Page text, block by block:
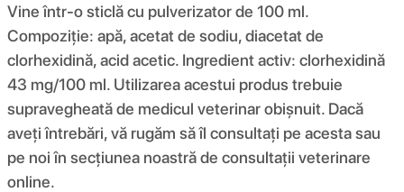
Vine într-o sticlă cu pulverizator de 100 ml.
Compoziție: apă, acetat de sodiu, diacetat de
clorhexidină, acid acetic. Ingredient activ: clorhexidină
43 mg/100 ml. Utilizarea acestui produs trebuie
supravegheată de medicul veterinar obișnuit. Dacă
aveți întrebări, vă rugăm să îl consultați pe acesta sau
pe noi în secțiunea noastră de consultații veterinare
online.